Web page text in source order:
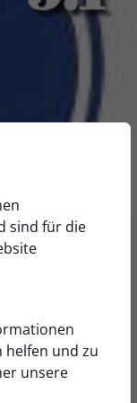
sind für die
helfen und zu
unsere
...